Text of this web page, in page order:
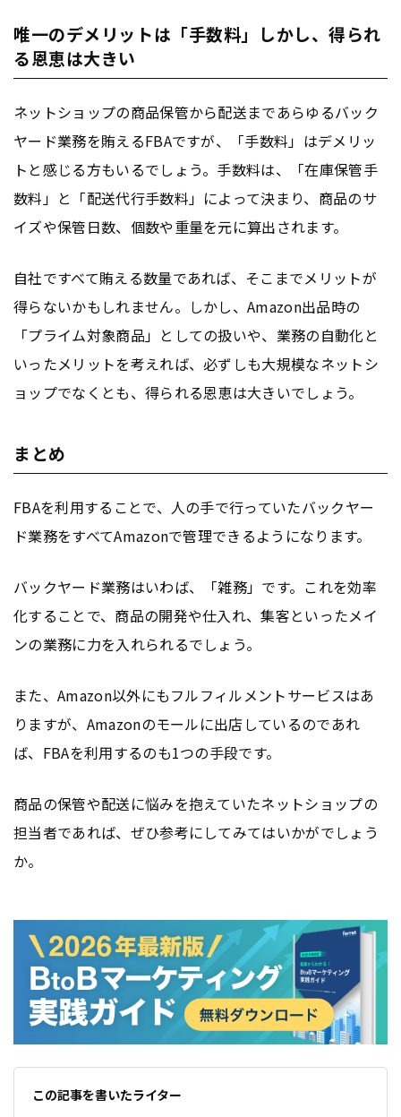
唯一のデメリットは「手数料」しかし、得られ
る恩恵は大きい
ネットショップの商品保管から配送まであらゆるバック
ヤード業務を賄えるFBAですが、「手数料」はデメリッ
トと感じる方もいるでしょう。手数料は、「在庫保管手
数料」と「配送代行手数料」によって決まり、商品のサ
イズや保管日数、個数や重量を元に算出されます。
自社ですべて賄える数量であれば、そこまでメリットが
得らないかもしれません。しかし、Amazon出品時の
「プライム対象商品」としての扱いや、業務の自動化と
いったメリットを考えれば、必ずしも大規模なネットシ
ョップでなくとも、得られる恩恵は大きいでしょう。
まとめ
FBAを利用することで、人の手で行っていたバックヤー
ド業務をすべてAmazonで管理できるようになります。
バックヤード業務はいわば、「雑務」です。これを効率
化することで、商品の開発や仕入れ、集客といったメイ
ンの業務に力を入れられるでしょう。
また、Amazon以外にもフルフィルメントサービスはあ
りますが、Amazonのモールに出店しているのであれ
ば、FBAを利用するのも1つの手段です。
商品の保管や配送に悩みを抱えていたネットショップの
担当者であれば、ぜひ参考にしてみてはいかがでしょう
か。
この記事を書いたライター